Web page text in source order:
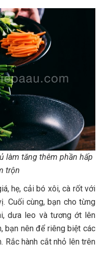
làm tăng thêm phần hấp
trộn
hẹ, cải bó xôi, cà rốt với
Cuối cùng, bạn cho từng
dưa leo và tương ớt lên
bạn nên để riêng biệt các
Rắc hành cắt nhỏ lên trên